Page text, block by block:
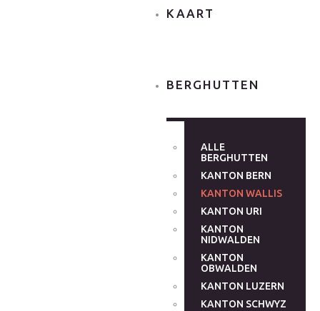
KAART
BERGHUTTEN
ALLE
BERGHUTTEN
KANTON BERN
KANTON WALLIS
KANTON URI
KANTON
NIDWALDEN
KANTON
OBWALDEN
KANTON LUZERN
KANTON SCHWYZ